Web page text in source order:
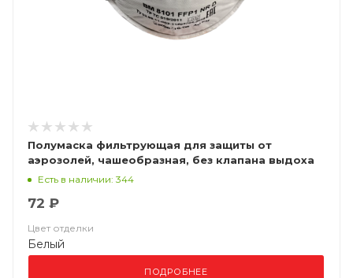
Полумаска фильтрующая для защиты от
аэрозолей, чашеобразная, без клапана выдоха
ВМ 8101 FFP1 NR D
Есть в наличии: 344
72 ₽
Цвет отделки
Белый
ПОДРОБНЕЕ